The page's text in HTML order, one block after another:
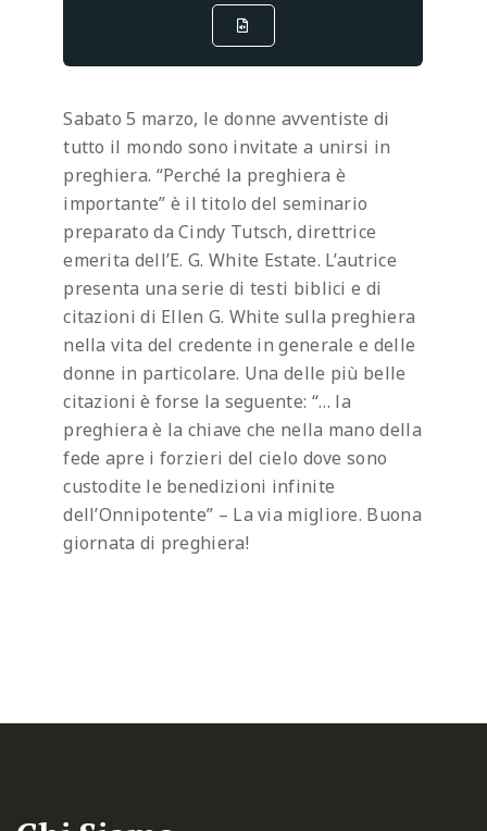
Sabato 5 marzo, le donne avventiste di
tutto il mondo sono invitate a unirsi in
preghiera. “Perché la preghiera è
importante” è il titolo del seminario
preparato da Cindy Tutsch, direttrice
emerita dell’E. G. White Estate. L’autrice
presenta una serie di testi biblici e di
citazioni di Ellen G. White sulla preghiera
nella vita del credente in generale e delle
donne in particolare. Una delle più belle
citazioni è forse la seguente: “… la
preghiera è la chiave che nella mano della
fede apre i forzieri del cielo dove sono
custodite le benedizioni infinite
dell’Onnipotente” – La via migliore. Buona
giornata di preghiera!